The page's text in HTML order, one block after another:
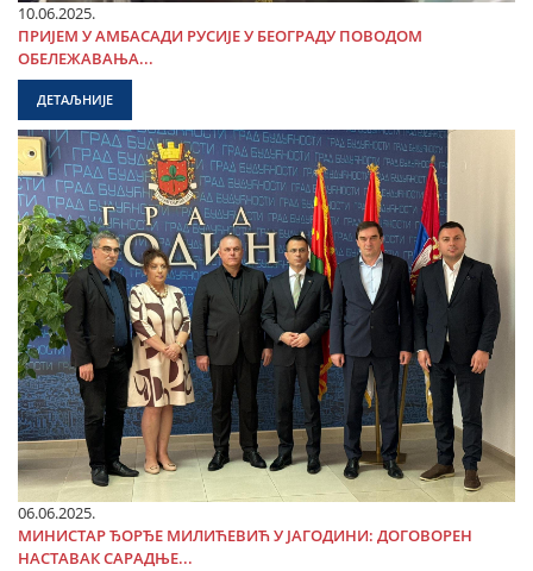
10.06.2025.
ПРИЈЕМ У АМБАСАДИ РУСИЈЕ У БЕОГРАДУ ПОВОДОМ
ОБЕЛЕЖАВАЊА...
ДЕТАЉНИЈЕ
06.06.2025.
МИНИСТАР ЂОРЂЕ МИЛИЋЕВИЋ У ЈАГОДИНИ: ДОГОВОРЕН
НАСТАВАК САРАДЊЕ...